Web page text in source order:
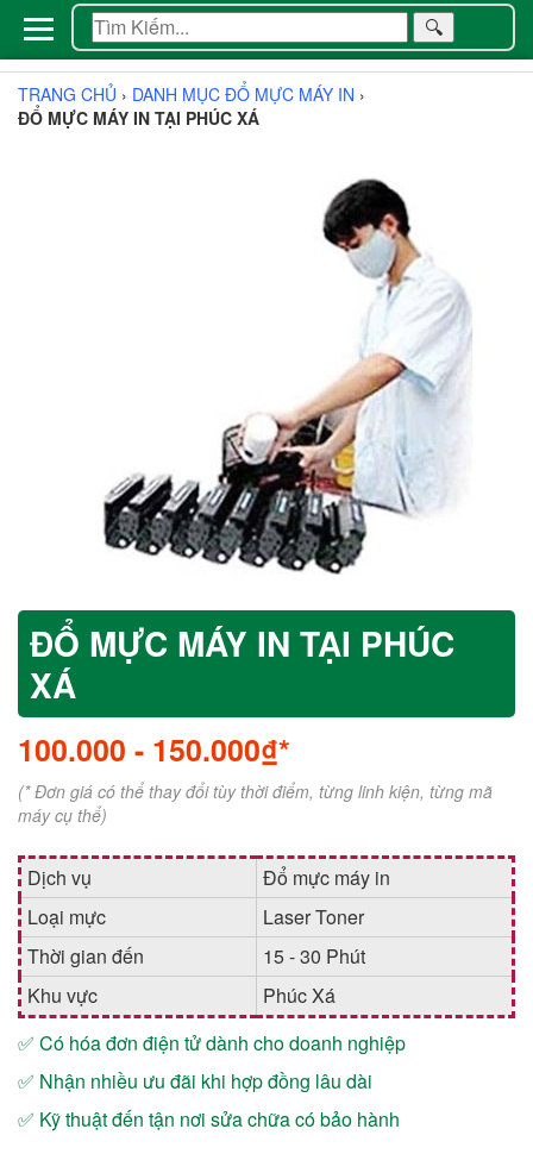
🔍
TRANG CHỦ › DANH MỤC ĐỔ MỰC MÁY IN ›
ĐỔ MỰC MÁY IN TẠI PHÚC XÁ
ĐỔ MỰC MÁY IN TẠI PHÚC
XÁ
100.000 - 150.000₫*
(* Đơn giá có thể thay đổi tùy thời điểm, từng linh kiện, từng mã
máy cụ thể)
Dịch vụ
Đổ mực máy in
Loại mực
Laser Toner
Thời gian đến
15 - 30 Phút
Khu vực
Phúc Xá
✅ Có hóa đơn điện tử dành cho doanh nghiệp
✅ Nhận nhiều ưu đãi khi hợp đồng lâu dài
✅ Kỹ thuật đến tận nơi sửa chữa có bảo hành